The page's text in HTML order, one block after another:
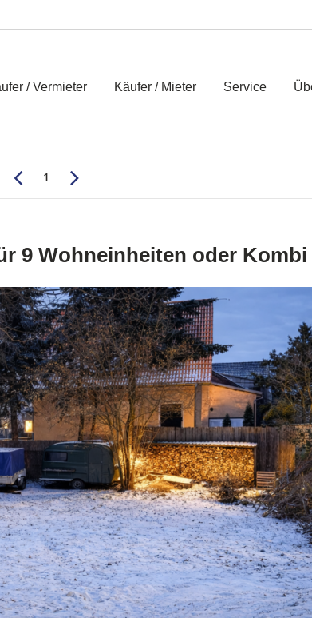
/ Vermieter Käufer / Mieter Service
1
9 Wohneinheiten oder Kombi